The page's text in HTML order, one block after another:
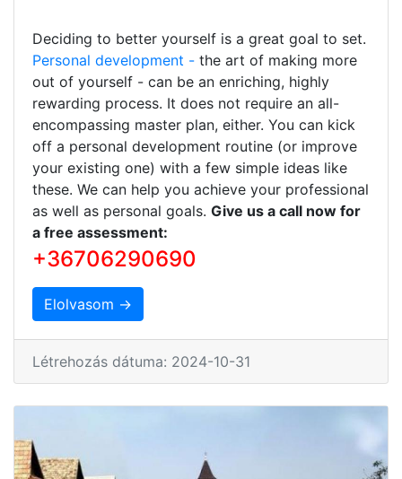
Deciding to better yourself is a great goal to set.
Personal development - the art of making more
out of yourself - can be an enriching, highly
rewarding process. It does not require an all-
encompassing master plan, either. You can kick
off a personal development routine (or improve
your existing one) with a few simple ideas like
these. We can help you achieve your professional
as well as personal goals. Give us a call now for
a free assessment:
+36706290690
Elolvasom →
Létrehozás dátuma: 2024-10-31